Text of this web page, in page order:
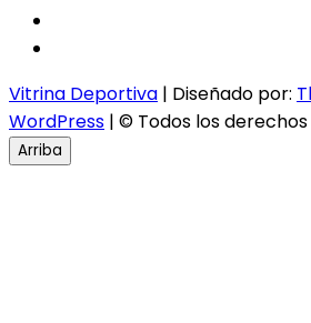
Vitrina Deportiva | Diseñado por:
WordPress | © Todos los
Arriba